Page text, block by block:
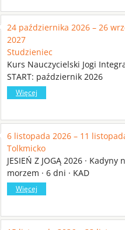
24 października 2026 – 26
2027
Studzieniec
Kurs Nauczycielski Jogi
START: październik 2026
Więcej
6 listopada 2026 – 11
Tolkmicko
JESIEŃ Z JOGĄ 2026 · Kadyny
morzem · 6 dni · KAD
Więcej